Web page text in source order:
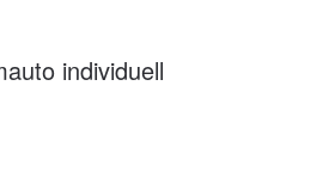
individuell